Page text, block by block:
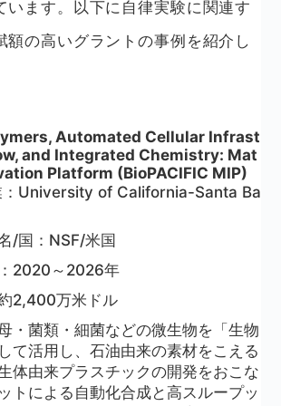
います。以下に自律実験に関連す
額の高いグラントの事例を紹介し
Automated Cellular Infrast
and Integrated Chemistry: Mat
Platform (BioPACIFIC MIP)
：University of California-Santa Ba
/国：NSF/米国
2020～2026年
2,400万米ドル
・菌類・細菌などの微生物を「生物
て活用し、石油由来の素材をこえる
体由来プラスチックの開発をおこな
トによる自動化合成と高スループッ